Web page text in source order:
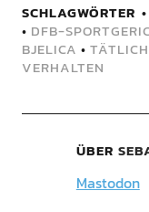
SCHLAGWÖRTER
• DFB-
BJELICA •
VERHALTEN
ÜBER
Mastodon